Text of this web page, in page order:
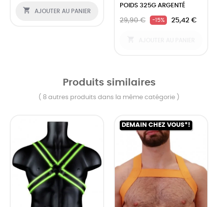
 AJOUTER AU PANIER
POIDS 325G ARGENTÉ
29,90 € -15% 25,42 €
Produits similaires
( 8 autres produits dans la même catégorie )
DEMAIN CHEZ VOUS*!